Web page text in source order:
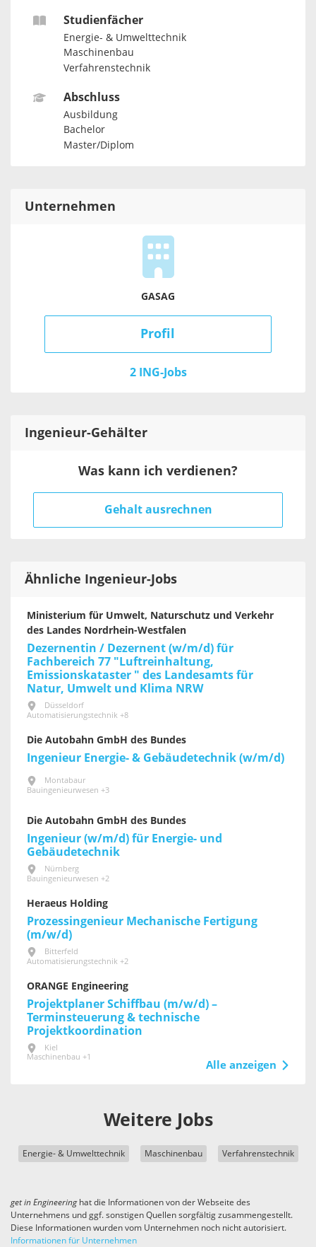
Studienfächer
Energie- & Umwelttechnik
Maschinenbau
Verfahrenstechnik
Abschluss
Ausbildung
Bachelor
Master/Diplom
Unternehmen
GASAG
Profil
2 ING-Jobs
Ingenieur-Gehälter
Was kann ich verdienen?
Gehalt ausrechnen
Ähnliche Ingenieur-Jobs
Ministerium für Umwelt, Naturschutz und Verkehr
des Landes Nordrhein-Westfalen
Dezernentin / Dezernent (w/m/d) für
Fachbereich 77 "Luftreinhaltung,
Emissionskataster " des Landesamts für
Natur, Umwelt und Klima NRW
Düsseldorf
Automatisierungstechnik +8
Die Autobahn GmbH des Bundes
Ingenieur Energie- & Gebäudetechnik (w/m/d)
Montabaur
Bauingenieurwesen +3
Die Autobahn GmbH des Bundes
Ingenieur (w/m/d) für Energie- und
Gebäudetechnik
Nürnberg
Bauingenieurwesen +2
Heraeus Holding
Prozessingenieur Mechanische Fertigung
(m/w/d)
Bitterfeld
Automatisierungstechnik +2
ORANGE Engineering
Projektplaner Schiffbau (m/w/d) –
Terminsteuerung & technische
Projektkoordination
Kiel
Maschinenbau +1
Alle anzeigen
Weitere Jobs
Energie- & Umwelttechnik Maschinenbau Verfahrenstechnik
get in Engineeringhat die Informationen von der Webseite des
Unternehmens und ggf. sonstigen Quellen sorgfältig zusammengestellt.
Diese Informationen wurden vom Unternehmen noch nicht autorisiert.
Informationen für Unternehmen